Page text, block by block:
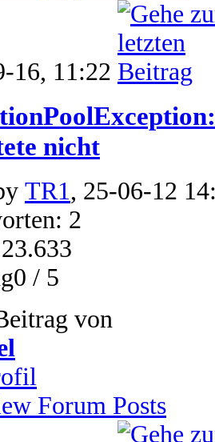
16, 11:22
nicht
TR1, 25-06-12
2
/ 5
von
Forum Posts